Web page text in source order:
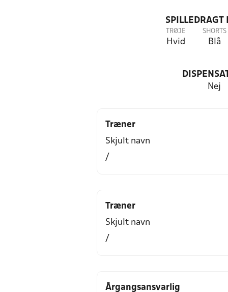
SPILLEDRAGT
TRØJE
Hvid
SHORTS
Blå
Nej
Træner
Skjult navn
/
Træner
Skjult navn
/
Årgangsansvarlig